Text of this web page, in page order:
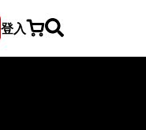
登入